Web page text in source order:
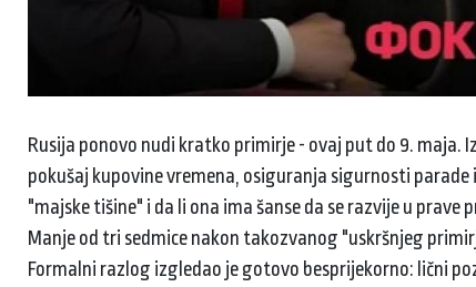
Rusija ponovo nudi kratko primirje - ovaj put do 9.
pokušaj kupovine vremena, osiguranja sigurnosti
"majske tišine" i da li ona ima šanse da se razvije u prave
Manje od tri sedmice nakon takozvanog "uskršnjeg
Formalni razlog izgledao je gotovo besprijekorno: lični